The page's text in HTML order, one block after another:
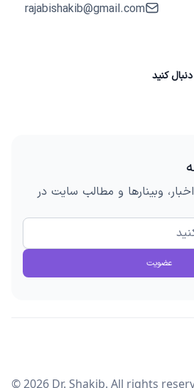
rajabishakib@gmail.com
کنید
وبینارها و مطالب سایت در
عضویت
©2026 Dr. Shakib. All rights